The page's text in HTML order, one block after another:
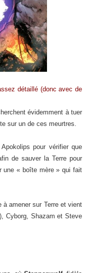
détaillé (donc avec de
évidemment à tuer
sur un de ces meurtres.
pour vérifier que
de sauver la Terre pour
une « boîte mère » qui fait
à amener sur Terre et vient
Cyborg, Shazam et Steve